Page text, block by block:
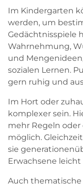
Im Kindergarten
werden, um
Gedächtnisspiele
Wahrnehmung,
und
sozialen Lernen.
gern ruhig und
Im Hort oder
komplexer sein.
mehr Regeln
möglich.
sie
Erwachsene
Auch